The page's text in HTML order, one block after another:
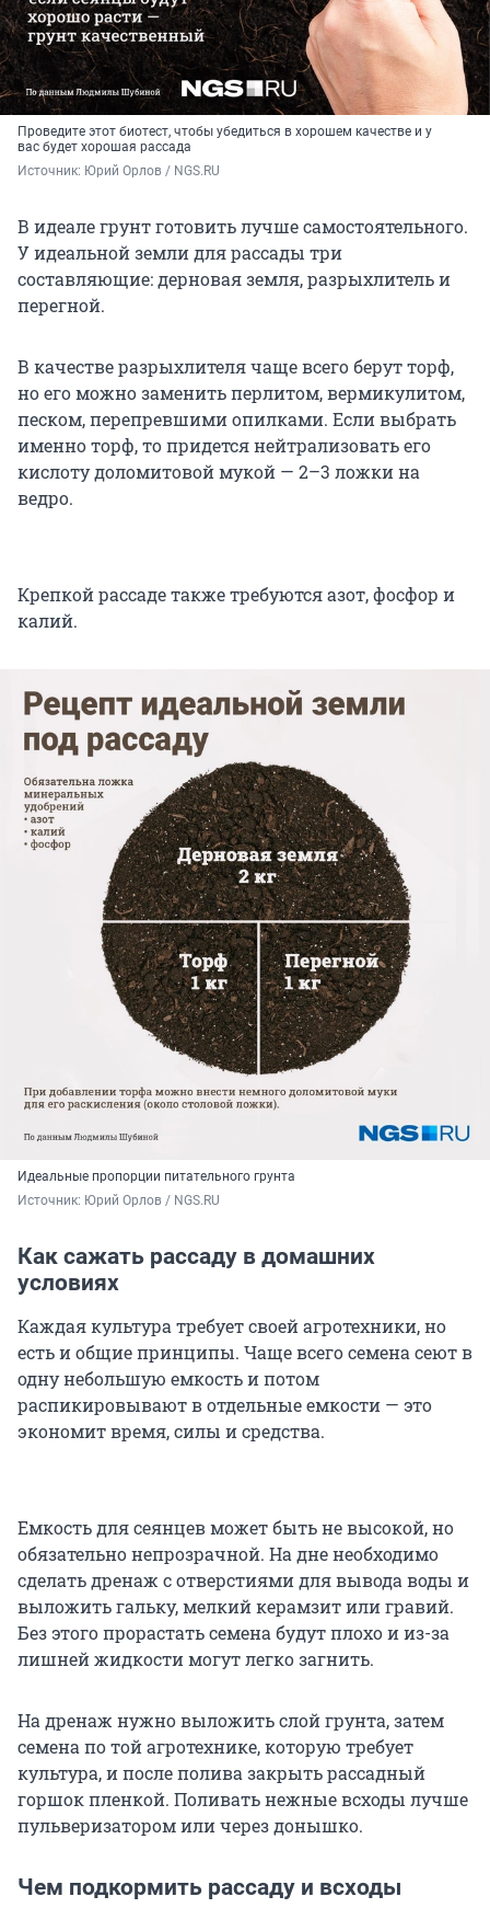
Проведите этот биотест, чтобы убедиться в хорошем качестве и у
вас будет хорошая рассада
Источник: Юрий Орлов / NGS.RU
В идеале грунт готовить лучше самостоятельного.
У идеальной земли для рассады три
составляющие: дерновая земля, разрыхлитель и
перегной.
В качестве разрыхлителя чаще всего берут торф,
но его можно заменить перлитом, вермикулитом,
песком, перепревшими опилками. Если выбрать
именно торф, то придется нейтрализовать его
кислоту доломитовой мукой — 2–3 ложки на
ведро.
Крепкой рассаде также требуются азот, фосфор и
калий.
Идеальные пропорции питательного грунта
Источник: Юрий Орлов / NGS.RU
Как сажать рассаду в домашних
условиях
Каждая культура требует своей агротехники, но
есть и общие принципы. Чаще всего семена сеют в
одну небольшую емкость и потом
распикировывают в отдельные емкости — это
экономит время, силы и средства.
Емкость для сеянцев может быть не высокой, но
обязательно непрозрачной. На дне необходимо
сделать дренаж с отверстиями для вывода воды и
выложить гальку, мелкий керамзит или гравий.
Без этого прорастать семена будут плохо и из-за
лишней жидкости могут легко загнить.
На дренаж нужно выложить слой грунта, затем
семена по той агротехнике, которую требует
культура, и после полива закрыть рассадный
горшок пленкой. Поливать нежные всходы лучше
пульверизатором или через донышко.
Чем подкормить рассаду и всходы